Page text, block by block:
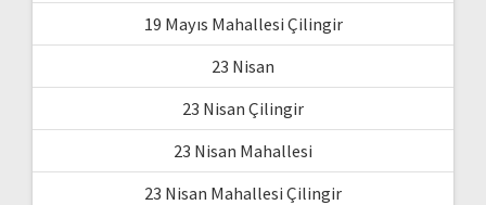
19 Mayıs Mahallesi Çilingir
23 Nisan
23 Nisan Çilingir
23 Nisan Mahallesi
23 Nisan Mahallesi Çilingir